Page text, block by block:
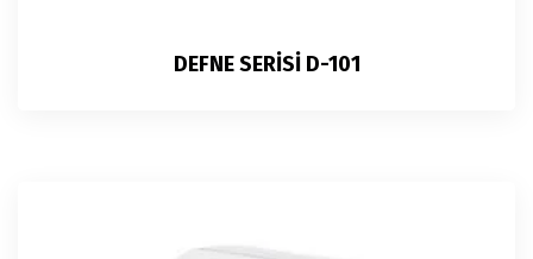
DEFNE SERİSİ D-101